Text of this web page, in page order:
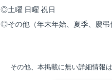
◎土曜 日曜 祝日
◎その他（年末年始、夏季、慶弔
その他、本掲載に無い詳細情報は